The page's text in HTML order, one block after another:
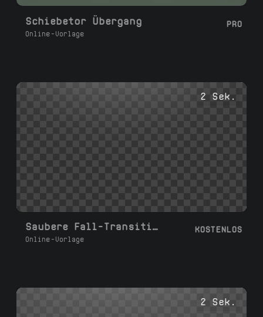
Schiebetor Übergang
Online-Vorlage
PRO
2 Sek.
Saubere Fall-Transition-Presets
Online-Vorlage
KOSTENLOS
2 Sek.